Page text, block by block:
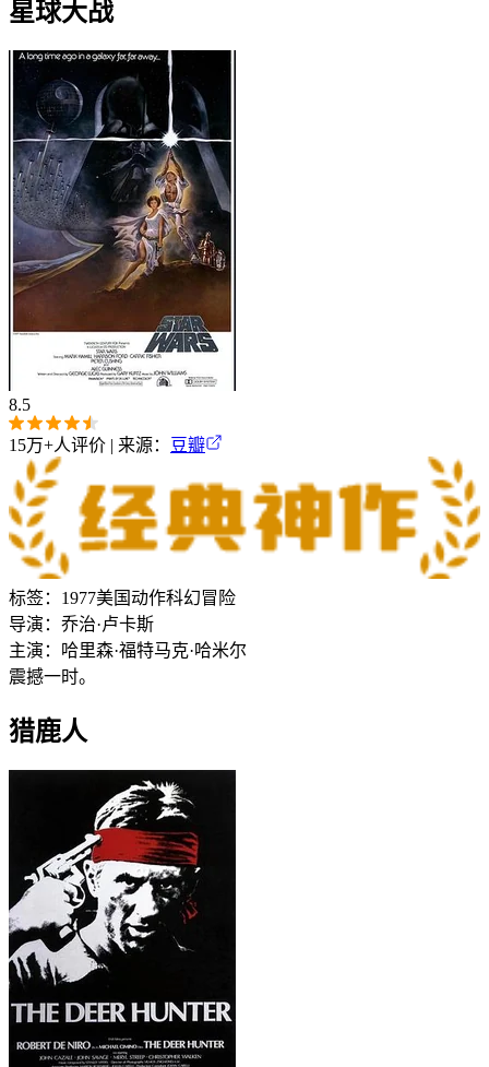
星球大战
8.5
15万+人评价 | 来源： 豆瓣
标签： 1977美国动作科幻冒险
导演： 乔治·卢卡斯
主演： 哈里森·福特马克·哈米尔
震撼一时。
猎鹿人